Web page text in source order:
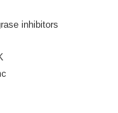
inhibitors